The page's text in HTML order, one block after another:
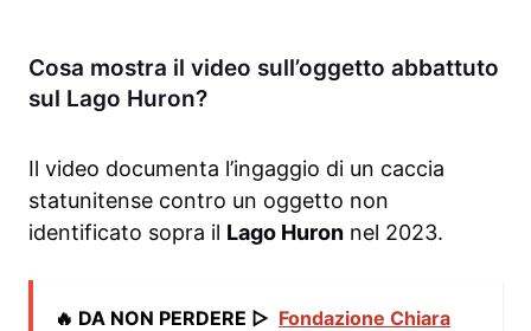
Cosa mostra il video sull’oggetto abbattuto
sul Lago Huron?
Il video documenta l’ingaggio di un caccia
statunitense contro un oggetto non
identificato sopra il Lago Huron nel 2023.
🔥 DA NON PERDERE ▷ Fondazione Chiara